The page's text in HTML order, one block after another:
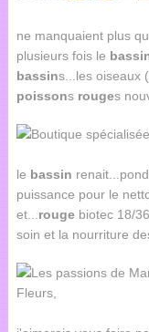
ne manquaient plus
plusieurs fois le
bassins...les oiseaux (
poissons rouges
le bassin
puissance pour le
et...rougebiotec 18/
soin et la nourriture